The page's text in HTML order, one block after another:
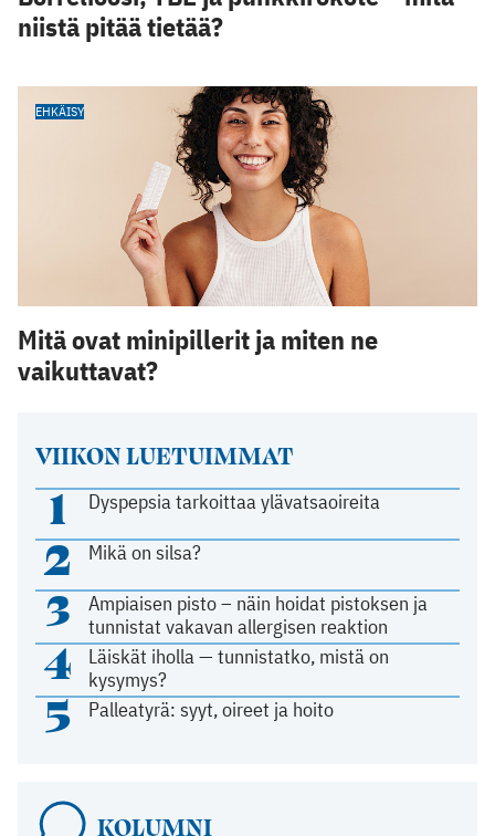
VIIKON LUETUIMMAT
1 Dyspepsia tarkoittaa ylävatsaoireita
2 Mikä on silsa?
3
Ampiaisen pisto – näin hoidat pistoksen ja
tunnistat vakavan allergisen reaktion
4
Läiskät iholla — tunnistatko, mistä on
kysymys?
5 Palleatyrä: syyt, oireet ja hoito
KOLUMNI
niistä pitää tietää?
EHKÄISY
Mitä ovat minipillerit ja miten ne
vaikuttavat?